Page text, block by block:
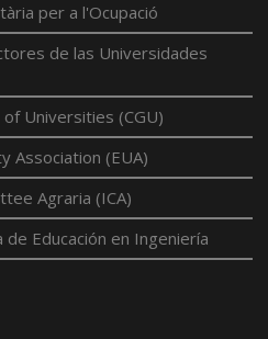
per a l'Ocupació
de las Universidades
Universities (CGU)
Association (EUA)
Agraria (ICA)
de Educación en Ingeniería